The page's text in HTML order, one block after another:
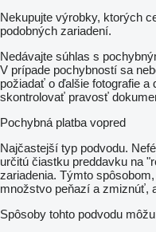
Nekupujte výrobky, ktorých
podobných zariadení.
Nedávajte súhlas s
V prípade pochybností sa
požiadať o ďalšie fotografie a
skontrolovať pravosť
Pochybná platba vopred
Najčastejší typ podvodu.
určitú čiastku preddavku na
zariadenia. Týmto
množstvo peňazí a zmiznúť,
Spôsoby tohto podvodu